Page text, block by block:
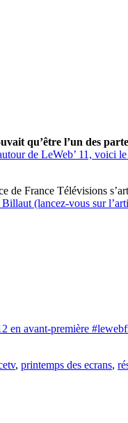
qu’être l’un des
de LeWeb’ 11, voici
de France Télévisions
(lancez-vous sur
en avant-première
, printemps des ecrans,